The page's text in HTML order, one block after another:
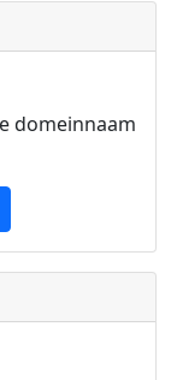
domeinnaam